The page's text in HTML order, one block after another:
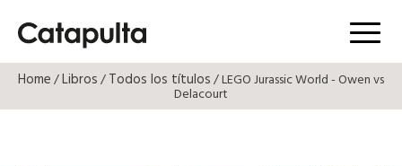
Menú
Home/Libros/Todos los títulos/ LEGO Jurassic World - Owen vs
Delacourt